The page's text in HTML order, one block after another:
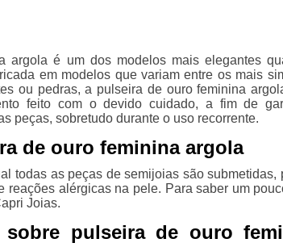
argola é um dos modelos mais elegantes
em modelos que variam entre os mais
ou pedras, a pulseira de ouro feminina
feito com o devido cuidado, a fim de
peças, sobretudo durante o uso recorrente.
de ouro feminina argola
todas as peças de semijoias são submetidas,
reações alérgicas na pele. Para saber um
Joias.
sobre pulseira de ouro